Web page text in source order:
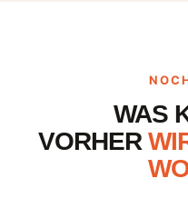
WAS
VORHER